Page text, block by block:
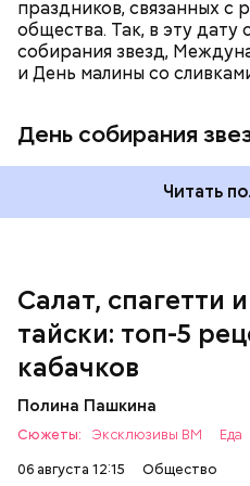
праздников, связанных
общества. Так, в эту дату
собирания звезд,
и День малины со
День собирания
Читать
Салат, спагетти
тайски: топ-5
кабачков
Полина Пашкина
Сюжеты: Эксклюзивы ВМ
Еда
06 августа 12:15
Общество
чеснок;
Однако диетолог
может быть полезна. В
есть с осторожностью